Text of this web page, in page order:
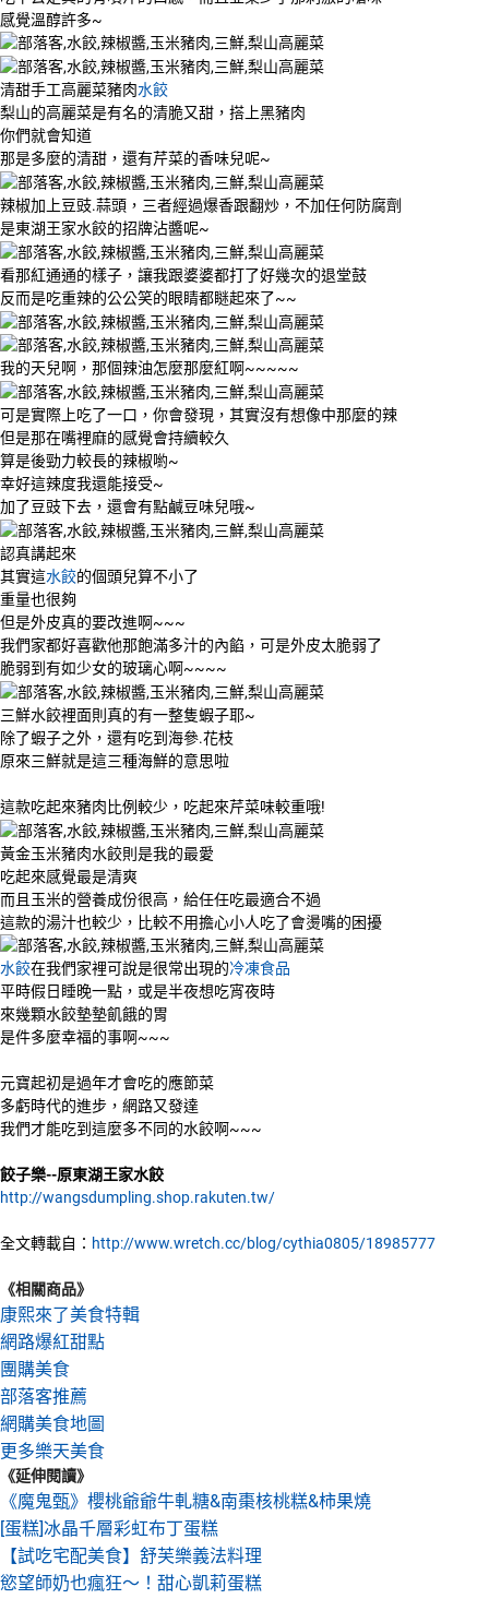
感覺溫醇許多~
清甜手工高麗菜豬肉水餃
梨山的高麗菜是有名的清脆又甜，搭上黑豬肉
你們就會知道
那是多麼的清甜，還有芹菜的香味兒呢~
辣椒加上豆豉.蒜頭，三者經過爆香跟翻炒，不加任何防腐劑
是東湖王家水餃的招牌沾醬呢~
看那紅通通的樣子，讓我跟婆婆都打了好幾次的退堂鼓
反而是吃重辣的公公笑的眼睛都瞇起來了~~
我的天兒啊，那個辣油怎麼那麼紅啊~~~~~
可是實際上吃了一口，你會發現，其實沒有想像中那麼的辣
但是那在嘴裡麻的感覺會持續較久
算是後勁力較長的辣椒喲~
幸好這辣度我還能接受~
加了豆豉下去，還會有點鹹豆味兒哦~
認真講起來
其實這水餃的個頭兒算不小了
重量也很夠
但是外皮真的要改進啊~~~
我們家都好喜歡他那飽滿多汁的內餡，可是外皮太脆弱了
脆弱到有如少女的玻璃心啊~~~~
三鮮水餃裡面則真的有一整隻蝦子耶~
除了蝦子之外，還有吃到海參.花枝
原來三鮮就是這三種海鮮的意思啦
這款吃起來豬肉比例較少，吃起來芹菜味較重哦!
黃金玉米豬肉水餃則是我的最愛
吃起來感覺最是清爽
而且玉米的營養成份很高，給任任吃最適合不過
這款的湯汁也較少，比較不用擔心小人吃了會燙嘴的困擾
水餃在我們家裡可說是很常出現的冷凍食品
平時假日睡晚一點，或是半夜想吃宵夜時
來幾顆水餃墊墊飢餓的胃
是件多麼幸福的事啊~~~
元寶起初是過年才會吃的應節菜
多虧時代的進步，網路又發達
我們才能吃到這麼多不同的水餃啊~~~
餃子樂--原東湖王家水餃
http://wangsdumpling.shop.rakuten.tw/
全文轉載自： http://www.wretch.cc/blog/cythia0805/18985777
《相關商品》
康熙來了美食特輯
網路爆紅甜點
團購美食
部落客推薦
網購美食地圖
更多樂天美食
《延伸閱讀》
《魔鬼甄》櫻桃爺爺牛軋糖&南棗核桃糕&柿果燒
[蛋糕]冰晶千層彩虹布丁蛋糕
【試吃宅配美食】舒芙樂義法料理
慾望師奶也瘋狂～！甜心凱莉蛋糕